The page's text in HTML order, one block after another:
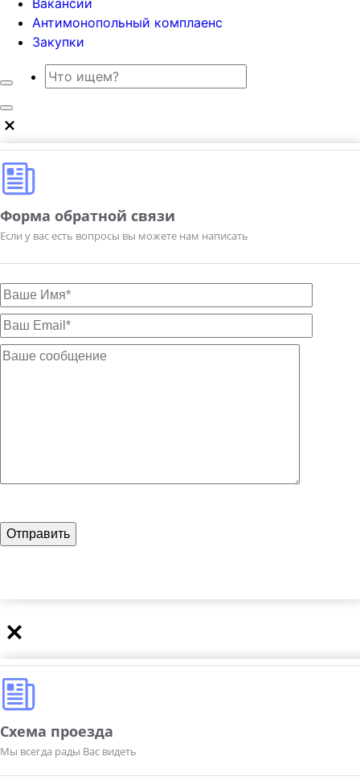
Антимонопольный комплаенс
Закупки
Форма обратной связи
Если у вас есть вопросы вы можете нам написать
Схема проезда
Мы всегда рады Вас видеть